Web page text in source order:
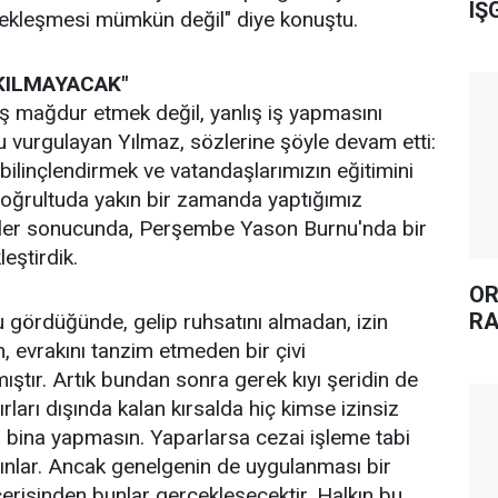
mümkün değil" diye konuştu.
mağdur etmek değil, yanlış iş yapmasını
vurgulayan Yılmaz, sözlerine şöyle devam etti:
ve vatandaşlarımızın eğitimini
yakın bir zamanda yaptığımız
sonucunda, Perşembe Yason Burnu'nda bir
gelip ruhsatını almadan, izin
evrakını tanzim etmeden bir çivi
Artık bundan sonra gerek kıyı şeridin de
dışında kalan kırsalda hiç kimse izinsiz
yapmasın. Yaparlarsa cezai işleme tabi
Ancak genelgenin de uygulanması bir